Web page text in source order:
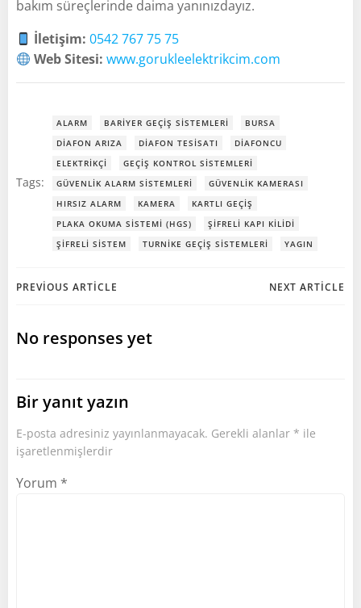
bakım süreçlerinde daima yanınızdayız.
İletişim: 0542 767 75 75
Web Sitesi: www.gorukleelektrikcim.com
Tags:
ALARM BARIYER GEÇIŞ SISTEMLERI
BURSA
DIAFON ARIZA
DIAFON TESISATI
DIAFONCU
ELEKTRIKÇI
GEÇIŞ KONTROL SISTEMLERI
GÜVENLIK ALARM SISTEMLERI
GÜVENLIK KAMERASI
HIRSIZ ALARM
KAMERA
KARTLI GEÇIŞ
PLAKA OKUMA SISTEMI (HGS)
ŞIFRELI KAPI KILIDI
ŞIFRELI SISTEM
TURNIKE GEÇIŞ SISTEMLERI YAGIN
Post
navigation
PREVIOUS ARTICLE NEXT ARTICLE
No responses yet
Bir yanıt yazın
E-posta adresiniz yayınlanmayacak. Gerekli alanlar * ile
işaretlenmişlerdir
Yorum *